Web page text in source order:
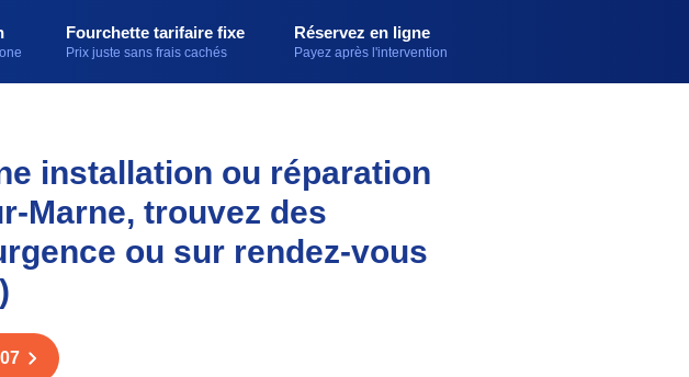
Fourchette tarifaire fixe
Prix juste sans frais cachés
Réservez en ligne
Payez après l'intervention
installation ou réparation
Marne, trouvez des
ou sur rendez-vous